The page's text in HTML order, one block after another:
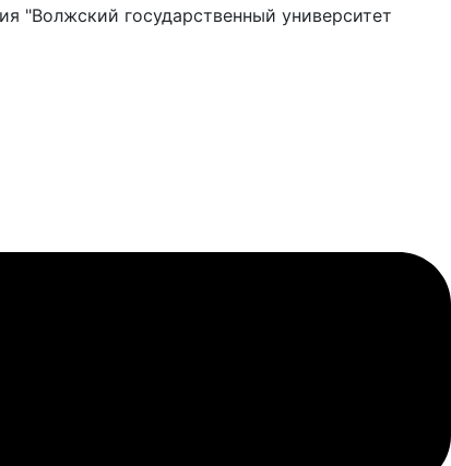
"Волжский государственный университет